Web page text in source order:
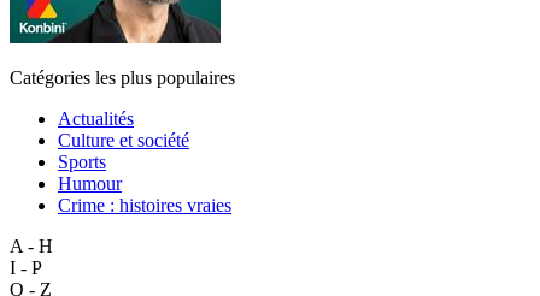
Catégories les plus populaires
Actualités
Culture et société
Sports
Humour
Crime : histoires vraies
A - H
I - P
Q - Z